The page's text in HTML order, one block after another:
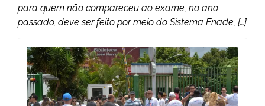
para quem não compareceu ao exame, no ano
passado, deve ser feito por meio do Sistema Enade, […]